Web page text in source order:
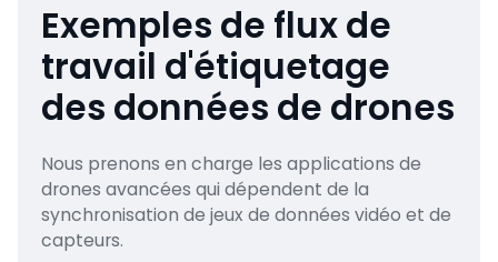
Exemples de flux de
travail d'étiquetage
des données de drones
Nous prenons en charge les applications de
drones avancées qui dépendent de la
synchronisation de jeux de données vidéo et de
capteurs.